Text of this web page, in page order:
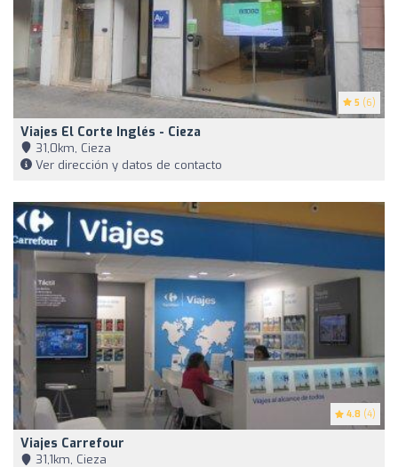
5 (6)
Viajes El Corte Inglés - Cieza
31,0km, Cieza
Ver dirección y datos de contacto
4.8 (4)
Viajes Carrefour
31,1km, Cieza